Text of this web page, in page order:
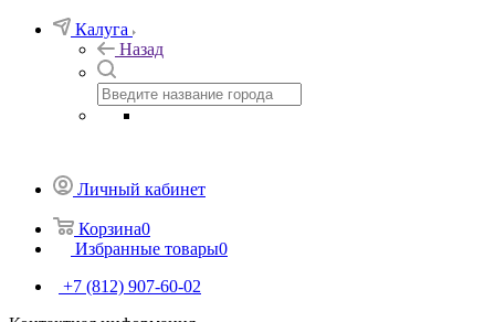
Калуга
Назад
Личный кабинет
Корзина0
Избранные товары0
+7 (812) 907-60-02